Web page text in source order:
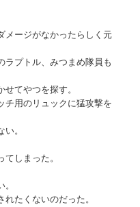
メージがなかったらしく元
ラプトル、みつまめ隊員も
てやつを探す。
チ用のリュックに猛攻撃を
。
しまった。
たくないのだった。